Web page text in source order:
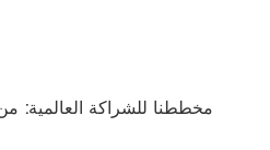
مخططنا للشراكة العالمية: